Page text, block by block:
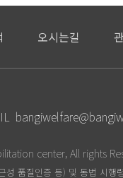
오시는길
center, All rights
품질인증 등) 및 동법 시행